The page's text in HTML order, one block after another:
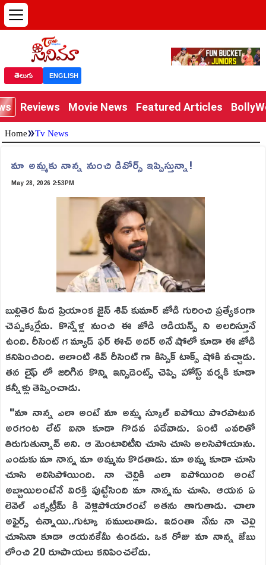
తెలుగు ENGLISH
Reviews Movie News Featured Articles
Home»Tv News
మా అమ్మకు నాన్న నుంచి డివోర్స్ ఇప్పిస్తున్నా!
May 28, 2026 2:53PM
బుల్లితెర మీద ప్రియాంక జైన్ శివ్ కుమార్ జోడి గురించి ప్రత్యేకంగా
చెప్పక్కర్లేదు. కొన్నేళ్ల నుంచి ఈ జోడి ఆడియన్స్ ని అలరిస్తూనే
ఉంది. రీసెంట్ గ మ్యాడ్ ఫర్ ఈచ్ అదర్ అనే షోలో కూడా ఈ జోడి
కనిపించింది. అలాంటి శివ్ రీసెంట్ గా కిస్సిక్ టాక్స్ షోకి వచ్చాడు.
తన లైఫ్ లో జరిగిన కొన్ని ఇన్సిడెంట్స్ చెప్పి హోస్ట్ వర్షకి కూడా
కన్నీళ్లు తెప్పించాడు.
"మా నాన్న ఎలా అంటే మా అమ్మ స్కూల్ ఐపోయి పొరపాటున
అరగంట లేట్ ఐనా కూడా గొడవ పడేవాడు. ఏంటి ఎవరితో
తిరుగుతున్నావ్ అని. ఆ మెంటాలిటీని చూసి చూసి అలసిపోయాను.
ఎందుకు మా నాన్న మా అమ్మను కొడతాడు. మా అమ్మ కూడా చూసి
చూసి అలిసిపోయింది. నా చెల్లికి ఎలా ఐపోయింది అంటే
అబ్బాయిలంటేనే విరక్తి పుట్టేసింది మా నాన్నను చూసి. ఆయన ఏ
లెవెల్ ఎక్సట్రీమ్ కి వెళ్లిపోయారంటే అతను తాగుతాడు. చాలా
అఫైర్స్ ఉన్నాయి..గుట్కా నములుతాడు. ఇదంతా నేను నా చెల్లి
చూసినా కూడా ఆయనకేమీ ఉండదు. ఒక రోజు మా నాన్న జేబు
లోంచి 20 రూపాయలు కనిపించలేదు.